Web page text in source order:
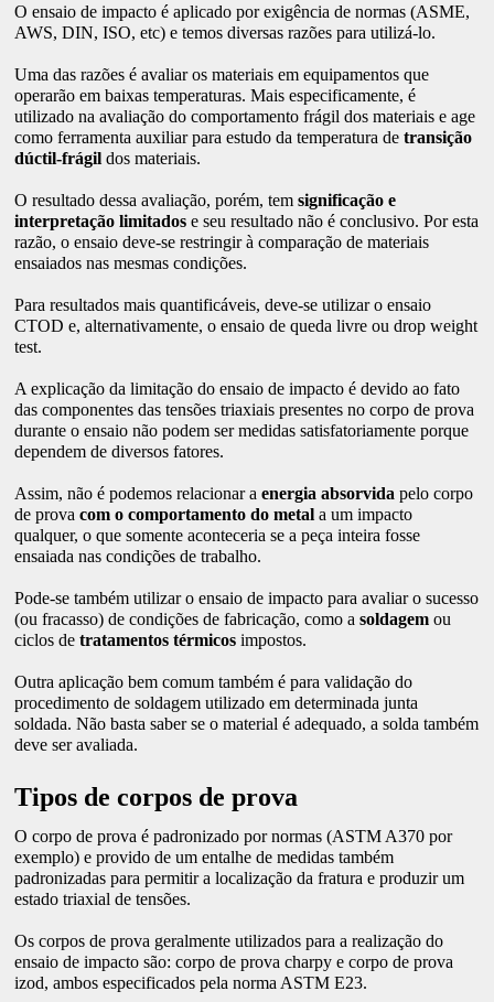
O ensaio de impacto é aplicado por exigência de normas (ASME,
AWS, DIN, ISO, etc) e temos diversas razões para utilizá-lo.
Uma das razões é avaliar os materiais em equipamentos que
operarão em baixas temperaturas. Mais especificamente, é
utilizado na avaliação do comportamento frágil dos materiais e age
como ferramenta auxiliar para estudo da temperatura detransição
dúctil-frágil dos materiais.
O resultado dessa avaliação, porém, temsignificação e
interpretação limitados e seu resultado não é conclusivo. Por esta
razão, o ensaio deve-se restringir à comparação de materiais
ensaiados nas mesmas condições.
Para resultados mais quantificáveis, deve-se utilizar o ensaio
CTOD e, alternativamente, o ensaio de queda livre ou drop weight
test.
A explicação da limitação do ensaio de impacto é devido ao fato
das componentes das tensões triaxiais presentes no corpo de prova
durante o ensaio não podem ser medidas satisfatoriamente porque
dependem de diversos fatores.
Assim, não é podemos relacionar aenergia absorvida pelo corpo
de provacom o comportamento do metal a um impacto
qualquer, o que somente aconteceria se a peça inteira fosse
ensaiada nas condições de trabalho.
Pode-se também utilizar o ensaio de impacto para avaliar o sucesso
(ou fracasso) de condições de fabricação, como asoldagem ou
ciclos detratamentos térmicos impostos.
Outra aplicação bem comum também é para validação do
procedimento de soldagem utilizado em determinada junta
soldada. Não basta saber se o material é adequado, a solda também
deve ser avaliada.
Tipos de corpos de prova
O corpo de prova é padronizado por normas (ASTM A370 por
exemplo) e provido de um entalhe de medidas também
padronizadas para permitir a localização da fratura e produzir um
estado triaxial de tensões.
Os corpos de prova geralmente utilizados para a realização do
ensaio de impacto são: corpo de prova charpy e corpo de prova
izod, ambos especificados pela norma ASTM E23.